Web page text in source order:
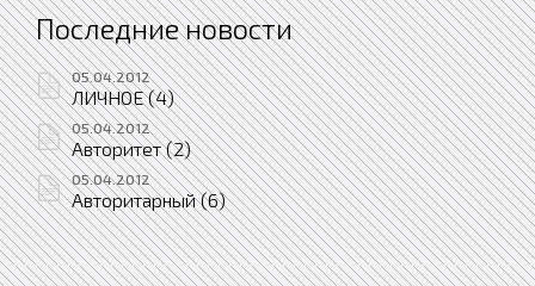
Последние новости
05.04.2012
ЛИЧНОЕ (4)
05.04.2012
Авторитет (2)
05.04.2012
Авторитарный (6)